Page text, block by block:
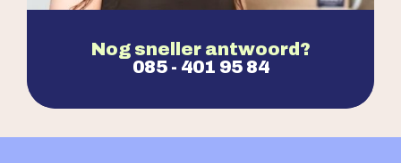
Nog sneller antwoord?
085 - 401 95 84